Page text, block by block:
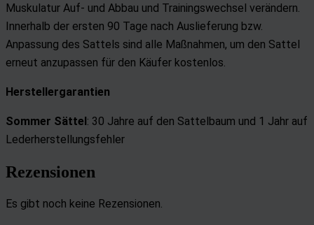
Muskulatur Auf- und Abbau und Trainingswechsel verändern.
Innerhalb der ersten 90 Tage nach Auslieferung bzw.
Anpassung des Sattels sind alle Maßnahmen, um den Sattel
erneut anzupassen für den Käufer kostenlos.
Herstellergarantien
Sommer Sättel: 30 Jahre auf den Sattelbaum und 1 Jahr auf
Lederherstellungsfehler
Rezensionen
Es gibt noch keine Rezensionen.